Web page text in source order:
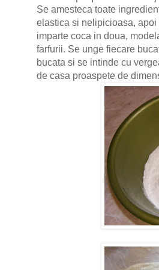
Se amesteca toate
elastica si nelipicioasa,
imparte coca in doua,
farfurii. Se unge fiecare
bucata si se intinde cu
de casa proaspete de